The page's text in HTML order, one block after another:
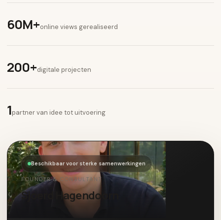
60M+online views gerealiseerd
200+digitale projecten
1partner van idee tot uitvoering
Beschikbaar voor sterke samenwerkingen
FOUNDER & CONSULTANT
Sjoerd Hagendoorn